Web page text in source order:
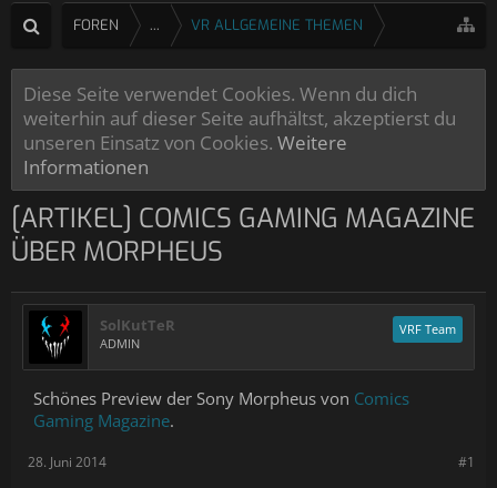
FOREN ... VR ALLGEMEINE THEMEN
Diese Seite verwendet Cookies. Wenn du dich
weiterhin auf dieser Seite aufhältst, akzeptierst du
unseren Einsatz von Cookies. Weitere
Informationen
[ARTIKEL] COMICS GAMING MAGAZINE
ÜBER MORPHEUS
SolKutTeR
ADMIN
VRF Team
Schönes Preview der Sony Morpheus von Comics
Gaming Magazine.
#1
28. Juni 2014